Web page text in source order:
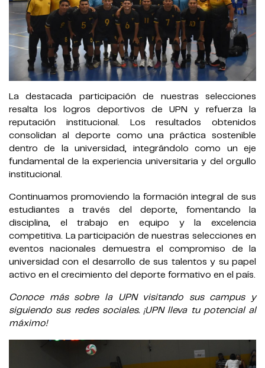
La destacada participación de nuestras selecciones
resalta los logros deportivos de UPN y refuerza la
reputación institucional. Los resultados obtenidos
consolidan al deporte como una práctica sostenible
dentro de la universidad, integrándolo como un eje
fundamental de la experiencia universitaria y del orgullo
institucional.
Continuamos promoviendo la formación integral de sus
estudiantes a través del deporte, fomentando la
disciplina, el trabajo en equipo y la excelencia
competitiva. La participación de nuestras selecciones en
eventos nacionales demuestra el compromiso de la
universidad con el desarrollo de sus talentos y su papel
activo en el crecimiento del deporte formativo en el país.
Conoce más sobre la UPN visitando sus campus y
siguiendo sus redes sociales. ¡UPN lleva tu potencial al
máximo!